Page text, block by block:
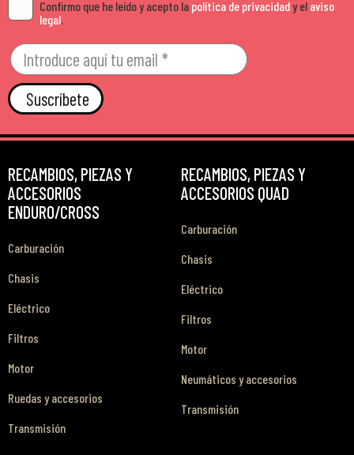
Confirmo que he leído y acepto la política de privacidady el aviso
legal.
Suscríbete
RECAMBIOS, PIEZAS Y
ACCESORIOS
ENDURO/CROSS
Carburación
Chasis
Eléctrico
Filtros
Motor
Ruedas y accesorios
Transmisión
RECAMBIOS, PIEZAS Y
ACCESORIOS QUAD
Carburación
Chasis
Eléctrico
Filtros
Motor
Neumáticos y accesorios
Transmisión